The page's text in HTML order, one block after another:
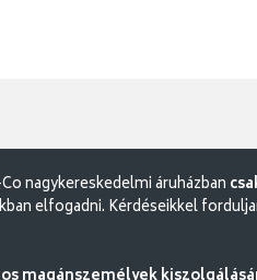
nagykereskedelmi áruházban
elfogadni. Kérdéseikkel